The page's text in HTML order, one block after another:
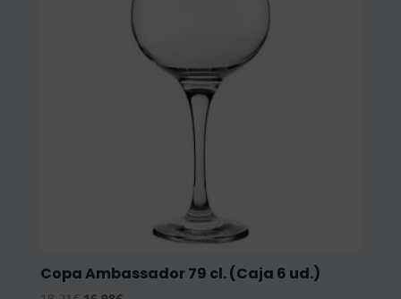
Copa Ambassador 79 cl. (Caja 6 ud.)